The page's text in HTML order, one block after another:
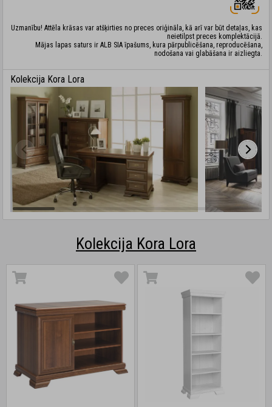
Uzmanību! Attēla krāsas var atšķirties no preces oriģināla, kā arī var būt detaļas, kas
neietilpst preces komplektācijā.
Mājas lapas saturs ir ALB SIA īpašums, kura pārpublicēšana, reproducēšana,
nodošana vai glabāšana ir aizliegta.
Kolekcija Kora Lora
Kolekcija Kora Lora